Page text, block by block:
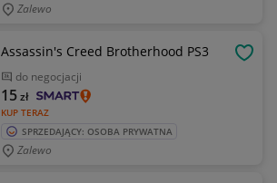
Zalewo
Assassin's Creed Brotherhood PS3
do negocjacji
KUP TERAZ
15zł
SPRZEDAJĄCY: OSOBA PRYWATNA
Zalewo